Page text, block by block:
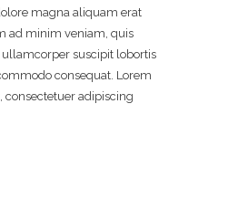
magna aliquam erat
ad minim veniam, quis
suscipit lobortis
consequat. Lorem
consectetuer adipiscing